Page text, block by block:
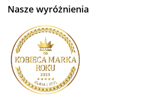
Nasze wyróżnienia